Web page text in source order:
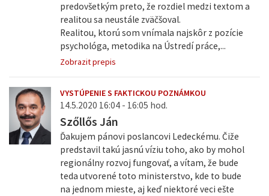
predovšetkým preto, že rozdiel medzi textom a
realitou sa neustále zväčšoval.
Realitou, ktorú som vnímala najskôr z pozície
psychológa, metodika na Ústredí práce,...
Zobrazit prepis
VYSTÚPENIE S FAKTICKOU POZNÁMKOU
14.5.2020 16:04 - 16:05 hod.
Szőllős Ján
Ďakujem pánovi poslancovi Ledeckému. Čiže
predstavil takú jasnú víziu toho, ako by mohol
regionálny rozvoj fungovať, a vítam, že bude
teda utvorené toto ministerstvo, kde to bude
na jednom mieste, aj keď niektoré veci ešte